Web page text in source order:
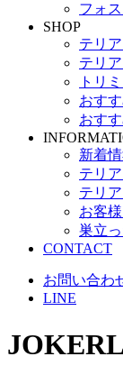
フォ
SHOP
テリ
テリ
トリ
おす
おす
新着
テリ
テリ
お客
巣立
CONTACT
お問い合わ
LINE